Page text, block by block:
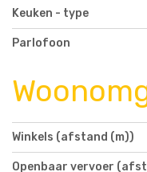
Keuken - type
Parlofoon
Winkels (afstand (m))
Openbaar vervoer